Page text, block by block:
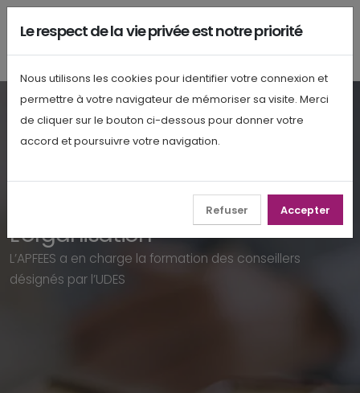
L'organisation
L’APFEES a en charge la formation des conseillers
désignés par l’UDES
Le respect de la vie privée est notre priorité
Nous utilisons les cookies pour identifier votre connexion et
permettre à votre navigateur de mémoriser sa visite. Merci
de cliquer sur le bouton ci-dessous pour donner votre
accord et poursuivre votre navigation.
Refuser Accepter